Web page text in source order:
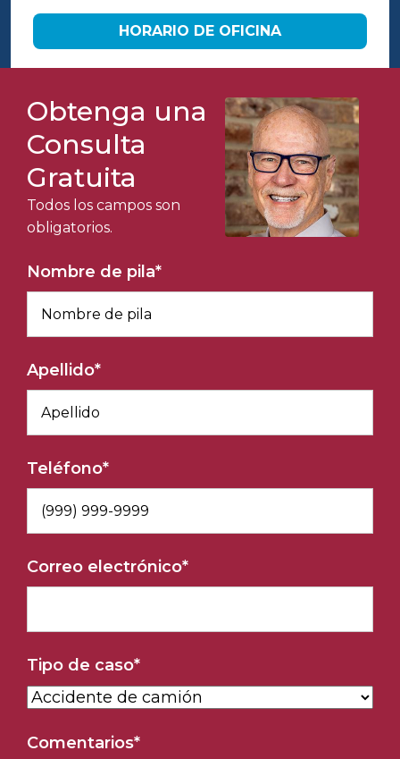
HORARIO DE OFICINA
Obtenga una
Consulta
Gratuita
Todos los campos son
obligatorios.
Nombre de pila*
Apellido*
Teléfono*
Correo electrónico*
Tipo de caso*
Comentarios*